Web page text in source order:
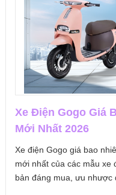
Xe Điện Gogo Giá
Mới Nhất 2026
Xe điện Gogo giá bao
mới nhất của các mẫu xe
bản đáng mua, ưu nhược